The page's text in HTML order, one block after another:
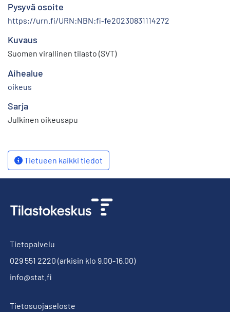
Pysyvä osoite
https://urn.fi/URN:NBN:fi-fe20230831114272
Kuvaus
Suomen virallinen tilasto (SVT)
Aihealue
oikeus
Sarja
Julkinen oikeusapu
Tietueen kaikki tiedot
Tietopalvelu
029 551 2220 (arkisin klo 9.00-16.00)
info@stat.fi
Tietosuojaseloste